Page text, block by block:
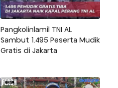
Pangkolinlamil TNI AL
Sambut 1.495 Peserta Mudik
Gratis di Jakarta